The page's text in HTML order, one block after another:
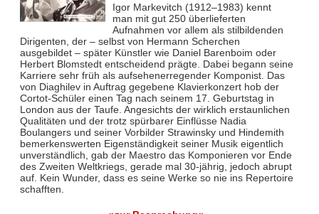
Igor Markevitch (1912–1983) kennt
man mit gut 250 überlieferten
Aufnahmen vor allem als stilbildenden
Dirigenten, der – selbst von Hermann Scherchen
ausgebildet – später Künstler wie Daniel Barenboim oder
Herbert Blomstedt entscheidend prägte. Dabei begann seine
Karriere sehr früh als aufsehenerregender Komponist. Das
von Diaghilev in Auftrag gegebene Klavierkonzert hob der
Cortot-Schüler einen Tag nach seinem 17. Geburtstag in
London aus der Taufe. Angesichts der wirklich erstaunlichen
Qualitäten und der trotz spürbarer Einflüsse Nadia
Boulangers und seiner Vorbilder Strawinsky und Hindemith
bemerkenswerten Eigenständigkeit seiner Musik eigentlich
unverständlich, gab der Maestro das Komponieren vor Ende
des Zweiten Weltkriegs, gerade mal 30-jährig, jedoch abrupt
auf. Kein Wunder, dass es seine Werke so nie ins Repertoire
schafften.